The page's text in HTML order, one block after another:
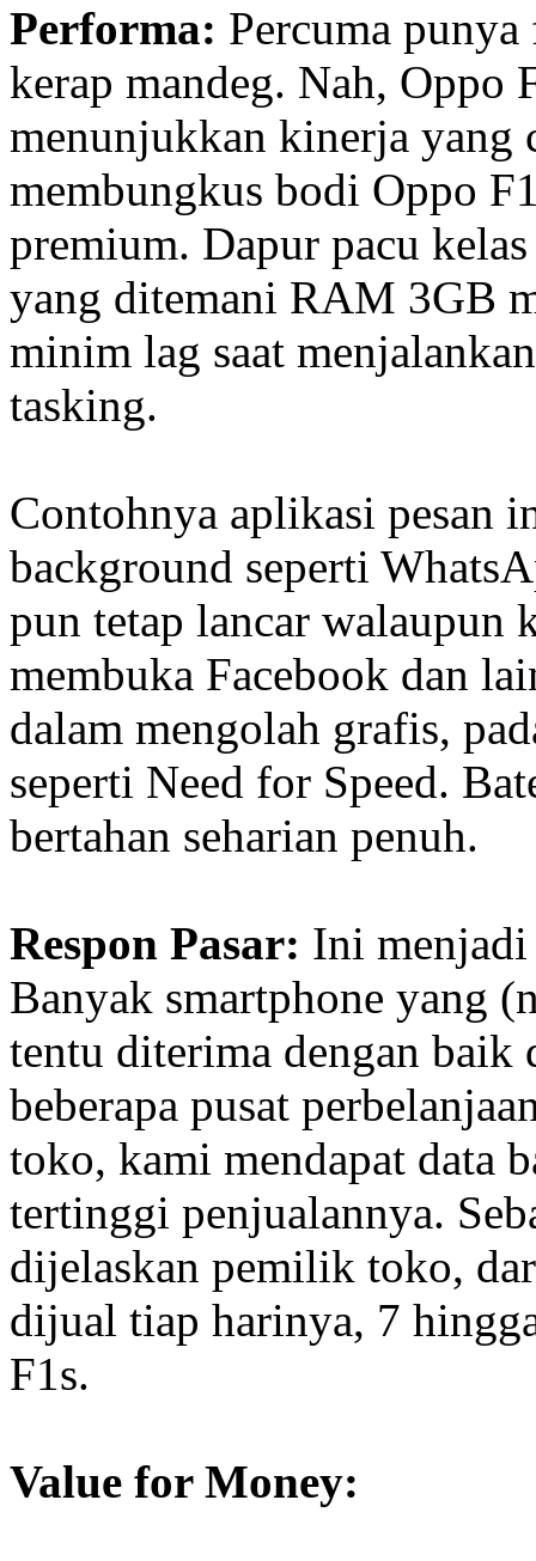
Performa: Percuma
kerap mandeg. Nah, Oppo
menunjukkan kinerja yang
membungkus bodi Oppo
premium. Dapur pacu
yang ditemani RAM 3GB
minim lag saat
tasking.
Contohnya aplikasi pesan
background seperti
pun tetap lancar walaupun
membuka Facebook dan
dalam mengolah grafis,
seperti Need for Speed.
bertahan seharian penuh.
Respon Pasar: Ini menjadi
Banyak smartphone yang
tentu diterima dengan baik
beberapa pusat
toko, kami mendapat data
tertinggi penjualannya.
dijelaskan pemilik toko,
dijual tiap harinya, 7
F1s.
Value for Money: